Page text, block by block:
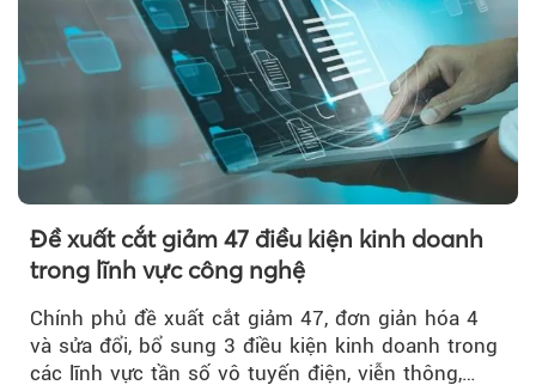
Đề xuất cắt giảm 47 điều kiện kinh doanh
trong lĩnh vực công nghệ
Chính phủ đề xuất cắt giảm 47, đơn giản hóa 4
và sửa đổi, bổ sung 3 điều kiện kinh doanh trong
các lĩnh vực tần số vô tuyến điện, viễn thông,